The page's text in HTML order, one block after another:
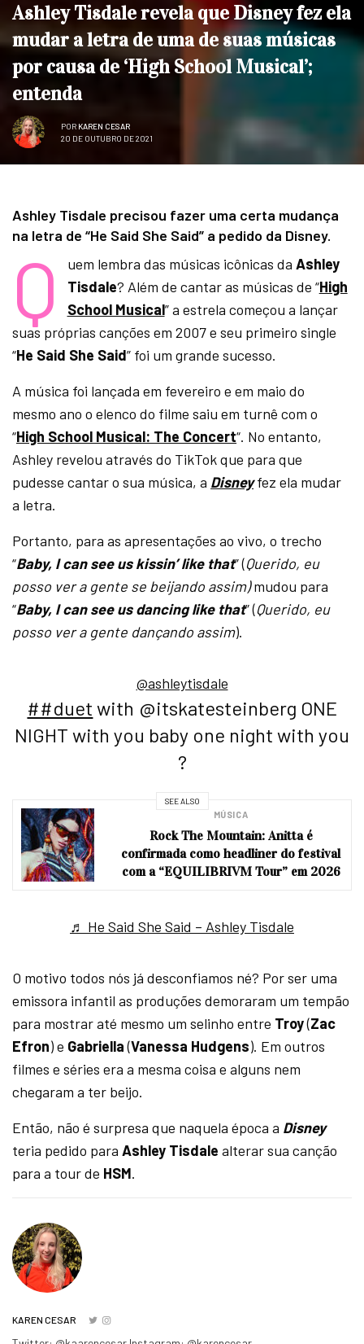
Ashley Tisdale revela que Disney fez ela
mudar a letra de uma de suas músicas
por causa de ‘High School Musical’;
entenda
POR KAREN CESAR
20 DE OUTUBRO DE 2021
Ashley Tisdale precisou fazer uma certa mudança
na letra de “He Said She Said” a pedido da Disney.
Q uem lembra das músicas icônicas da Ashley
Tisdale? Além de cantar as músicas de “High
School Musical” a estrela começou a lançar
suas próprias canções em 2007 e seu primeiro single
“He Said She Said” foi um grande sucesso.
A música foi lançada em fevereiro e em maio do
mesmo ano o elenco do filme saiu em turnê com o
“High School Musical: The Concert“. No entanto,
Ashley revelou através do TikTok que para que
pudesse cantar o sua música, a Disneyfez ela mudar
a letra.
Portanto, para as apresentações ao vivo, o trecho
“Baby, I can see us kissin’ like that” (Querido, eu
posso ver a gente se beijando assim)mudou para
“Baby, I can see us dancing like that” (Querido, eu
posso ver a gente dançando assim).
@ashleytisdale
##duet with @itskatesteinberg ONE
NIGHT with you baby one night with you
?
SEE ALSO
MÚSICA
Rock The Mountain: Anitta é
confirmada como headliner do festival
com a “EQUILIBRIVM Tour” em 2026
♬ He Said She Said – Ashley Tisdale
O motivo todos nós já desconfiamos né? Por ser uma
emissora infantil as produções demoraram um tempão
para mostrar até mesmo um selinho entre Troy(Zac
Efron) e Gabriella(Vanessa Hudgens). Em outros
filmes e séries era a mesma coisa e alguns nem
chegaram a ter beijo.
Então, não é surpresa que naquela época a Disney
teria pedido paraAshley Tisdalealterar sua canção
para a tour de HSM.
KAREN CESAR